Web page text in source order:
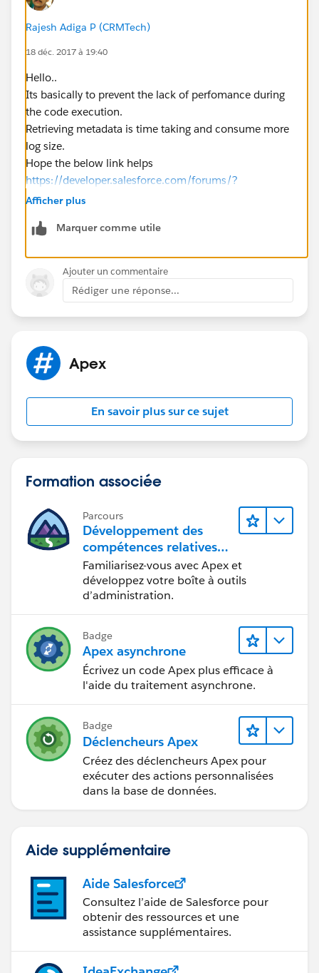
Rajesh Adiga P (CRMTech)
18 déc. 2017 à 19:40
Hello..
Its basically to prevent the lack of perfomance during
the code execution.
Retrieving metadata is time taking and consume more
log size.
Hope the below link helps
https://developer.salesforce.com/forums/?
id=9060G000000MV7qQAG
us.api_tooling.meta/api_tooling/tooling_api_objects_
FullNameType
string
Properties
Create, Group, Nillable.
The internal name of the object. White spaces and
special characters are escaped for validity. The name
Contain characters, letters, or the underscore (_)
character
Can't contain two consecutive underscore characters.
Query this field only if the query result contains no
more than one record. Otherwise, an error is
returned. If more than one record exists, use
multiple queries to retrieve the records. This limit
protects performance.
Afficher plus
Marquer comme utile
Ajouter un commentaire
Rédiger une réponse...
Apex
En savoir plus sur ce sujet
Formation associée
Parcours
Développement des
compétences relatives
au code Apex
Familiarisez-vous avec Apex et
développez votre boîte à outils
d’administration.
Badge
Apex asynchrone
Écrivez un code Apex plus efficace à
l'aide du traitement asynchrone.
Badge
Déclencheurs Apex
Créez des déclencheurs Apex pour
exécuter des actions personnalisées
dans la base de données.
Aide supplémentaire
Aide Salesforce
Consultez l’aide de Salesforce pour
obtenir des ressources et une
assistance supplémentaires.